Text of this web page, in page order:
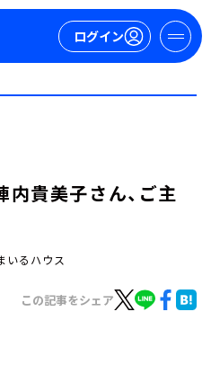
ログイン
内貴美子さん、ご主
いるハウス
この記事をシェア